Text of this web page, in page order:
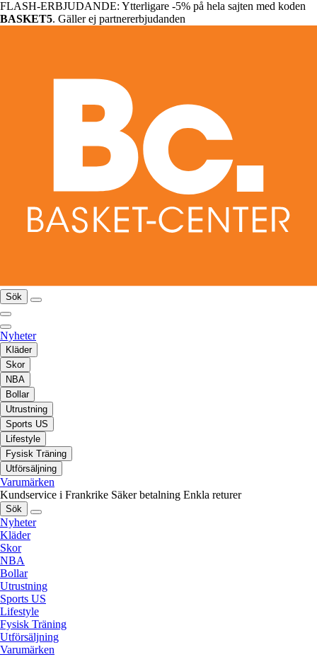
FLASH-ERBJUDANDE: Ytterligare -5% på hela sajten med koden
BASKET5. Gäller ej partnererbjudanden
Sök
Nyheter
Kläder
Skor
NBA
Bollar
Utrustning
Sports US
Lifestyle
Fysisk Träning
Utförsäljning
Varumärken
Kundservice i Frankrike Säker betalning Enkla returer
Sök
Nyheter
Kläder
Skor
NBA
Bollar
Utrustning
Sports US
Lifestyle
Fysisk Träning
Utförsäljning
Varumärken